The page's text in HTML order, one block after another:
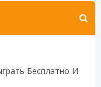
Бесплатно И